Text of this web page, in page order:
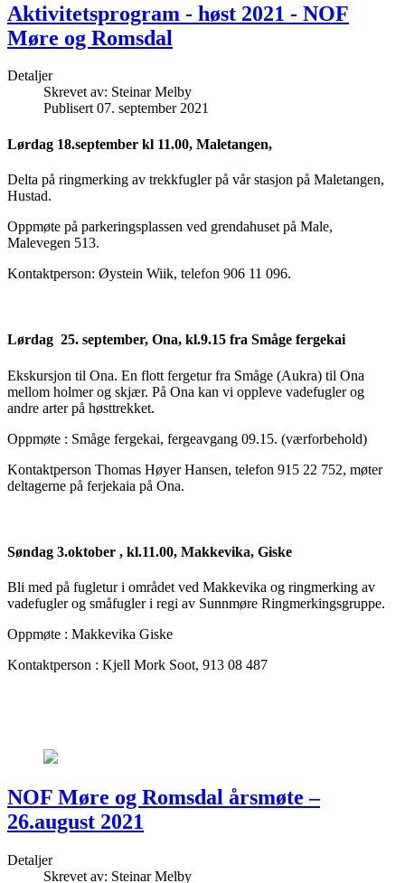
Aktivitetsprogram - høst 2021 - NOF
Møre og Romsdal
Detaljer
Skrevet av: Steinar Melby
Publisert 07. september 2021
Lørdag 18.september kl 11.00, Maletangen,
Delta på ringmerking av trekkfugler på vår stasjon på Maletangen,
Hustad.
Oppmøte på parkeringsplassen ved grendahuset på Male,
Malevegen 513.
Kontaktperson: Øystein Wiik, telefon 906 11 096.
Lørdag 25. september, Ona, kl.9.15 fra Småge fergekai
Ekskursjon til Ona. En flott fergetur fra Småge (Aukra) til Ona
mellom holmer og skjær. På Ona kan vi oppleve vadefugler og
andre arter på høsttrekket.
Oppmøte : Småge fergekai, fergeavgang 09.15. (værforbehold)
Kontaktperson Thomas Høyer Hansen, telefon 915 22 752, møter
deltagerne på ferjekaia på Ona.
Søndag 3.oktober , kl.11.00, Makkevika, Giske
Bli med på fugletur i området ved Makkevika og ringmerking av
vadefugler og småfugler i regi av Sunnmøre Ringmerkingsgruppe.
Oppmøte : Makkevika Giske
Kontaktperson : Kjell Mork Soot, 913 08 487
NOF Møre og Romsdal årsmøte –
26.august 2021
Detaljer
Skrevet av: Steinar Melby